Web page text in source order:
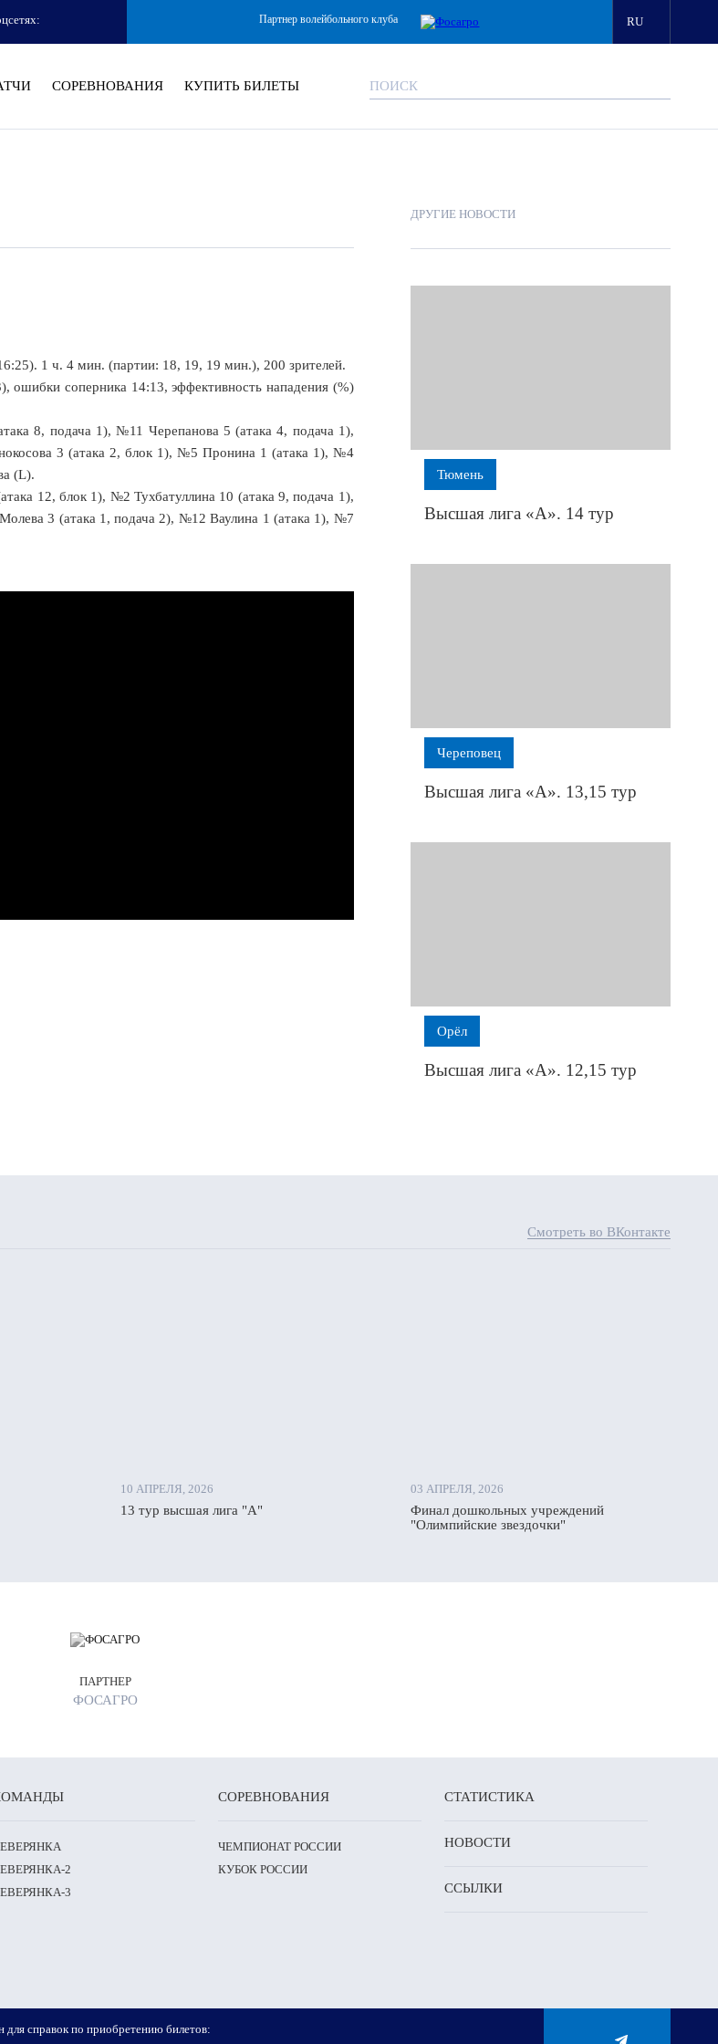
Партнер волейбольного клуба RU
СОРЕВНОВАНИЯ КУПИТЬ БИЛЕТЫ
1 ч. 4 мин. (партии: 18, 19, 19 мин.), 200 зрителей.
соперника 14:13, эффективность нападения (%)
8, подача 1), №11 Черепанова 5 (атака 4, подача 1),
3 (атака 2, блок 1), №5 Пронина 1 (атака 1), №4
(L).
12, блок 1), №2 Тухбатуллина 10 (атака 9, подача 1),
3 (атака 1, подача 2), №12 Ваулина 1 (атака 1), №7
ДРУГИЕ НОВОСТИ
Тюмень
Высшая лига «А». 14 тур
Череповец
Высшая лига «А». 13,15 тур
Орёл
Высшая лига «А». 12,15 тур
Смотреть во ВКонтакте
10 АПРЕЛЯ, 2026
13 тур высшая лига "А"
03 АПРЕЛЯ, 2026
Финал дошкольных учреждений
"Олимпийские звездочки"
ПАРТНЕР
ФОСАГРО
2
3
СОРЕВНОВАНИЯ
ЧЕМПИОНАТ РОССИИ
КУБОК РОССИИ
СТАТИСТИКА
НОВОСТИ
ССЫЛКИ
для справок по приобретению билетов: